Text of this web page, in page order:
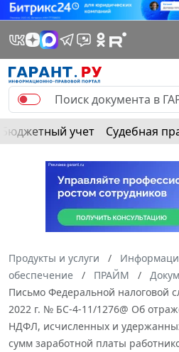
Бюджетный учет Судебная
Продукты и услуги
обеспечение
ПРАЙМ
Письмо Федеральной налоговой
2022 г. № БС-4-11/1276@ Об
НДФЛ, исчисленных и
сумм заработной платы